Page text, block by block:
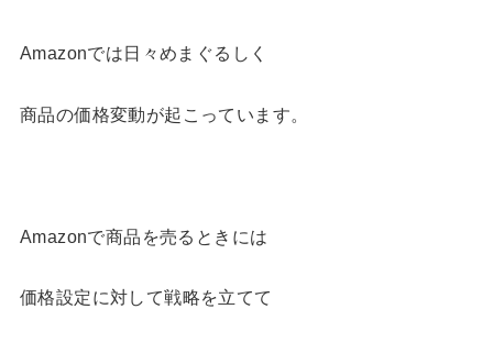
Amazonでは日々めまぐるしく
商品の価格変動が起こっています。
Amazonで商品を売るときには
価格設定に対して戦略を立てて